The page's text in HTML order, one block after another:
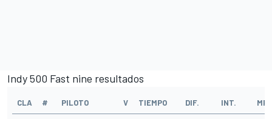
Indy 500 Fast nine resultados
CLA # PILOTO V TIEMPO DIF. INT.